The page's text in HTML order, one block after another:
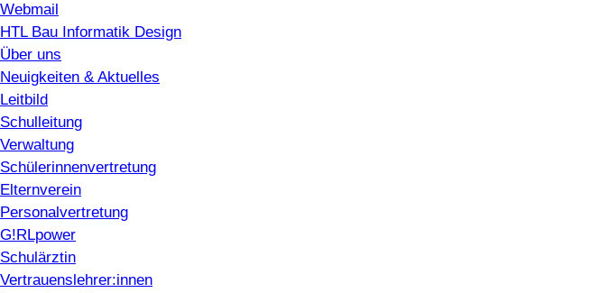
Webmail
HTL Bau Informatik Design
Über uns
Neuigkeiten & Aktuelles
Leitbild
Schulleitung
Verwaltung
Schülerinnenvertretung
Elternverein
Personalvertretung
G!RLpower
Schulärztin
Vertrauenslehrer:innen